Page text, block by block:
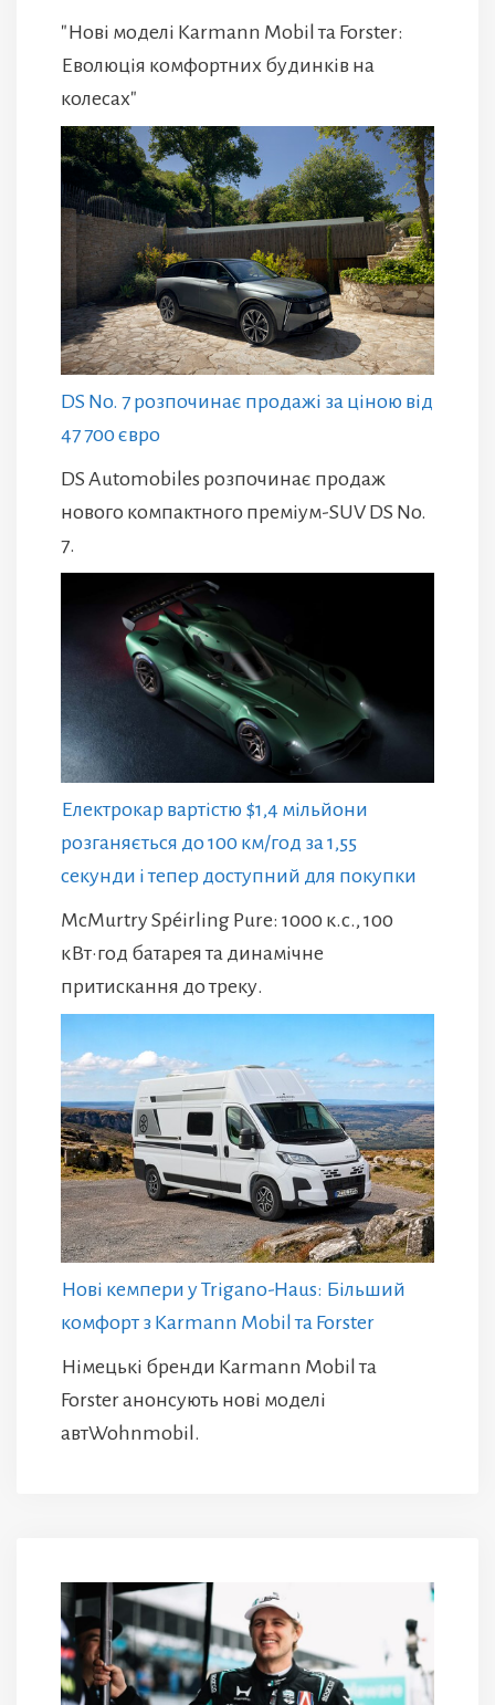
"Нові моделі Karmann Mobil та Forster:
Еволюція комфортних будинків на
колесах"
DS No. 7 розпочинає продажі за ціною від
47 700 євро
DS Automobiles розпочинає продаж
нового компактного преміум-SUV DS No.
7.
Електрокар вартістю $1,4 мільйони
розганяється до 100 км/год за 1,55
секунди і тепер доступний для покупки
McMurtry Spéirling Pure: 1000 к.с., 100
кВт·год батарея та динамічне
притискання до треку.
Нові кемпери у Trigano-Haus: Більший
комфорт з Karmann Mobil та Forster
Німецькі бренди Karmann Mobil та
Forster анонсують нові моделі
автWohnmobil.